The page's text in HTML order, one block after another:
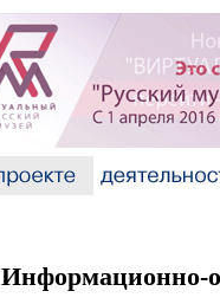
Информационно-